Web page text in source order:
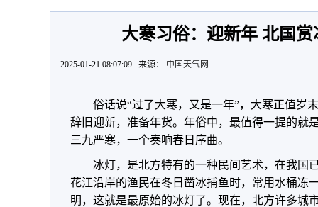
大寒习俗：迎新年 北国
2025-01-21 08:07:09 来源： 中国天气网
俗话说“过了大寒，又是一年”，大寒正值岁
辞旧迎新，准备年货。年俗中，最值得一提的就
三九严寒，一个奏响春日序曲。
冰灯，是北方特有的一种民间艺术，在我国
花江沿岸的渔民在冬日凿冰捕鱼时，常用水桶冻
明，这就是最原始的冰灯了。现在，北方许多城